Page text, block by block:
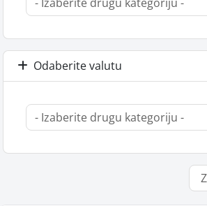
Odaberite valutu